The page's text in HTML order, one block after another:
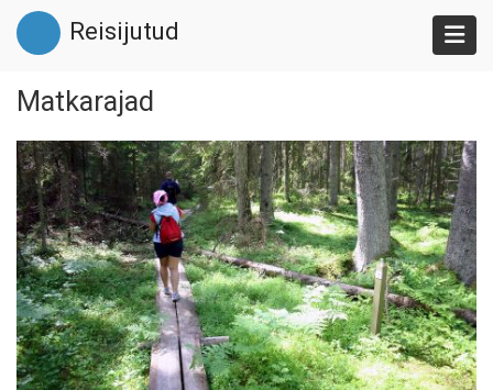
Liigu
edasi
põhisisu
Reisijutud
Matkarajad